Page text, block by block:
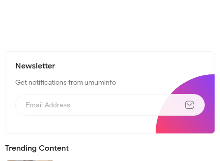
Newsletter
Get notifications from umuminfo
Trending Content